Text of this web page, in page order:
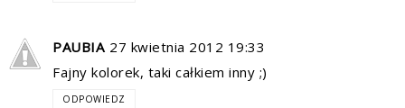
PAUBIA 27 kwietnia 2012 19:33
Fajny kolorek, taki całkiem inny ;)
ODPOWIEDZ